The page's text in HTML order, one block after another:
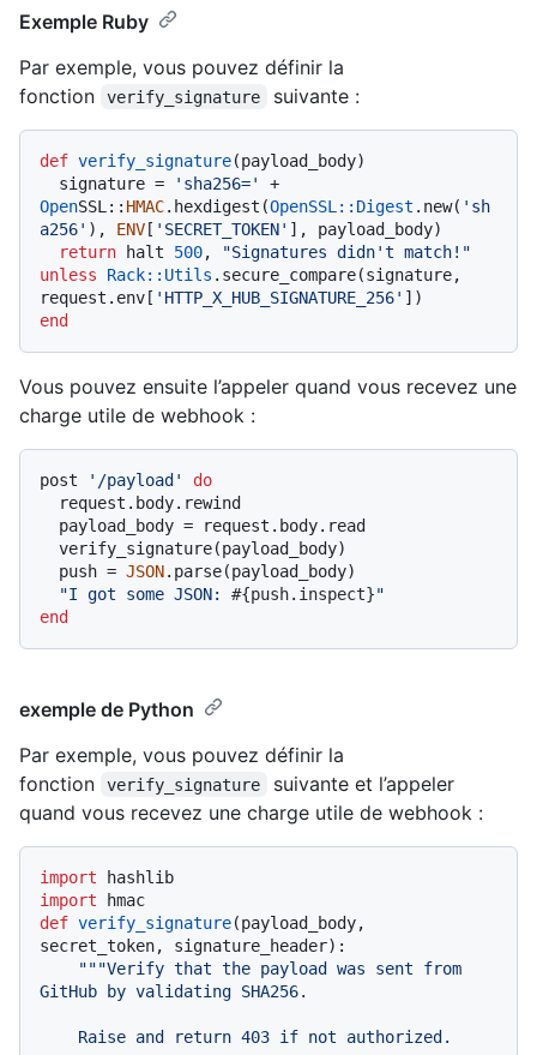
Exemple Ruby
Par exemple, vous pouvez définir la
fonction
verify_signature suivante :
def verify_signature(payload_body)
  signature =
'sha256='
OpenSSL:: HMAC.hexdigest(OpenSSL::Digest .new( 'sh
a256' ), ENV [ 'SECRET_TOKEN' ], payload_body)
return halt 500,
"Signatures didn't match!"
unless
Rack: :Utils .secure_compare(signature,
request.env[ 'HTTP_X_HUB_SIGNATURE_256'
end
Vous pouvez ensuite l’appeler quand vous recevez une
charge utile de webhook :
post '/payload'
do
  push =
JSON.parse(payload_body)
"I got some JSON: #{push.inspect}"
end
exemple de Python
Par exemple, vous pouvez définir la
fonction
verify_signature
suivante et l’appeler
quand vous recevez une charge utile de webhook :
import
import
def verify_signature(payload_body,
secret_token, signature_header):
"""Verify that the payload was sent from
GitHub by validating SHA256.